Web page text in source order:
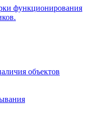
функционирования
объектов